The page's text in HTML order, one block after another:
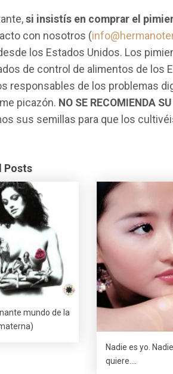
si insistís en comprar el
con nosotros (
los Estados Unidos. Los
de control de alimentos de los
responsables de los problemas
picazón. NO SE RECOMIENDA
sus semillas para que los
Posts
mundo de la
Nadie es yo.
quiere….